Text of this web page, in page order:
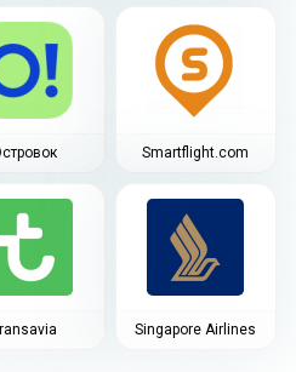
Smartflight.com
Singapore Airlines